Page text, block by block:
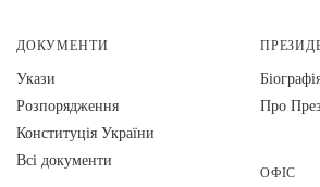
ДОКУМЕНТИ
Укази
Розпорядження
Конституція України
Всі документи
Про
ОФІС